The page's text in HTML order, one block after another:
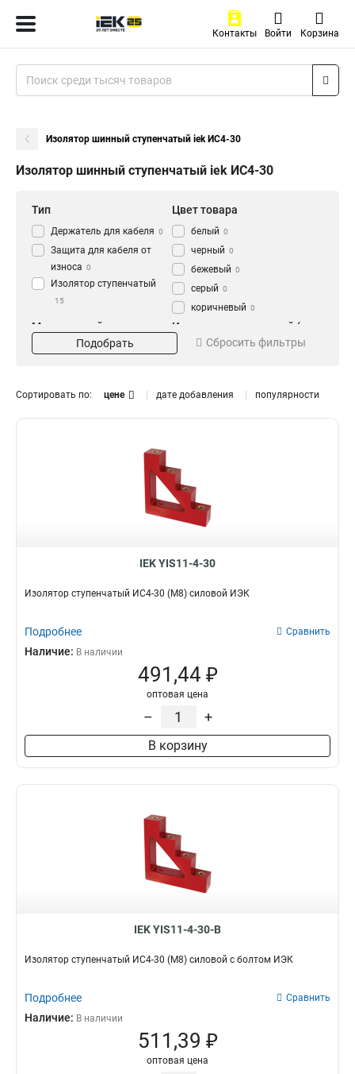
Контакты Войти Корзина
Изолятор шинный ступенчатый iek ИС4-30
Изолятор шинный ступенчатый iek ИС4-30
Тип
Держатель для кабеля 0
Защита для кабеля от
износа 0
Изолятор ступенчатый
15
Цвет товара
белый 0
черный 0
бежевый 0
серый 0
коричневый 0
Метрический размер
М8 7
Изолятор ступенчатый (с
болтом)
ИС2-25 2
Подобрать Сбросить фильтры
Сортировать по: цене дате добавления популярности
IEK YIS11-4-30
Изолятор ступенчатый ИС4-30 (М8) силовой ИЭК
Подробнее Сравнить
Наличие: В наличии
491,44 ₽
оптовая цена
– +
В корзину
IEK YIS11-4-30-B
Изолятор ступенчатый ИС4-30 (М8) силовой с болтом ИЭК
Подробнее Сравнить
Наличие: В наличии
511,39 ₽
оптовая цена